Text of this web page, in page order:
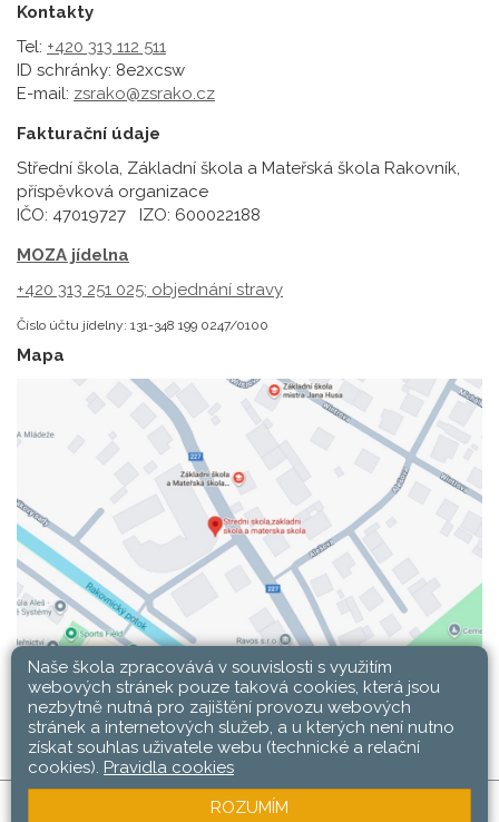
Kontakty
Tel: +420 313 112 511
ID schránky: 8e2xcsw
E-mail: zsrako@zsrako.cz
Fakturační údaje
Střední škola, Základní škola a Mateřská škola Rakovník,
příspěvková organizace
IČO: 47019727 IZO: 600022188
MOZA jídelna
+420 313 251 025; objednání stravy
Číslo účtu jídelny: 131-348 199 0247/0100
Mapa
SŠ, ZŠ a MŠ Rakovník © 2026 |Mapa stránek
Naše škola zpracovává v souvislosti s využitím
webových stránek pouze taková cookies, která jsou
nezbytně nutná pro zajištění provozu webových
stránek a internetových služeb, a u kterých není nutno
získat souhlas uživatele webu (technické a relační
cookies). Pravidla cookies
ROZUMÍM